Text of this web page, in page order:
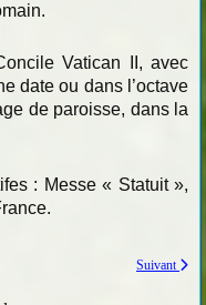
Vatican II, avec
date ou dans l’octave
de paroisse, dans la
: Messe « Statuit »,
Suivant